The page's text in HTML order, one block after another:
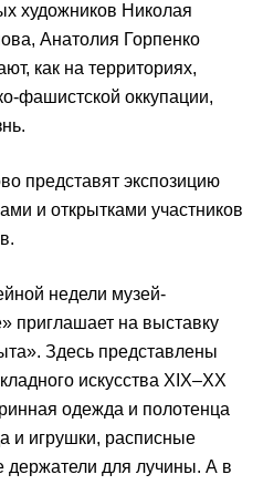
художников Николая
Анатолия Горпенко
как на территориях,
фашистской оккупации,
представят экспозицию
и открытками участников
недели музей-
приглашает на выставку
Здесь представлены
искусства XIX–XX
одежда и полотенца
и игрушки, расписные
держатели для лучины. А в